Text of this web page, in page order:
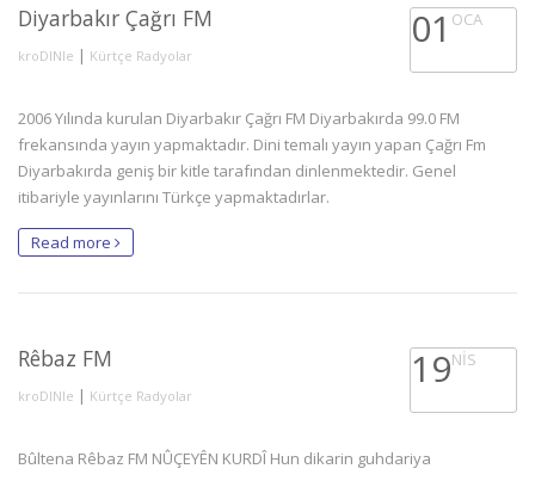
Diyarbakır Çağrı FM
kroDINle | Kürtçe Radyolar
01 OCA
2006 Yılında kurulan Diyarbakır Çağrı FM Diyarbakırda 99.0 FM
frekansında yayın yapmaktadır. Dini temalı yayın yapan Çağrı Fm
Diyarbakırda geniş bir kitle tarafından dinlenmektedir. Genel
itibariyle yayınlarını Türkçe yapmaktadırlar.
Read more
Rêbaz FM
kroDINle | Kürtçe Radyolar
19NIS
Bûltena Rêbaz FM NÛÇEYÊN KURDÎ Hun dikarin guhdariya